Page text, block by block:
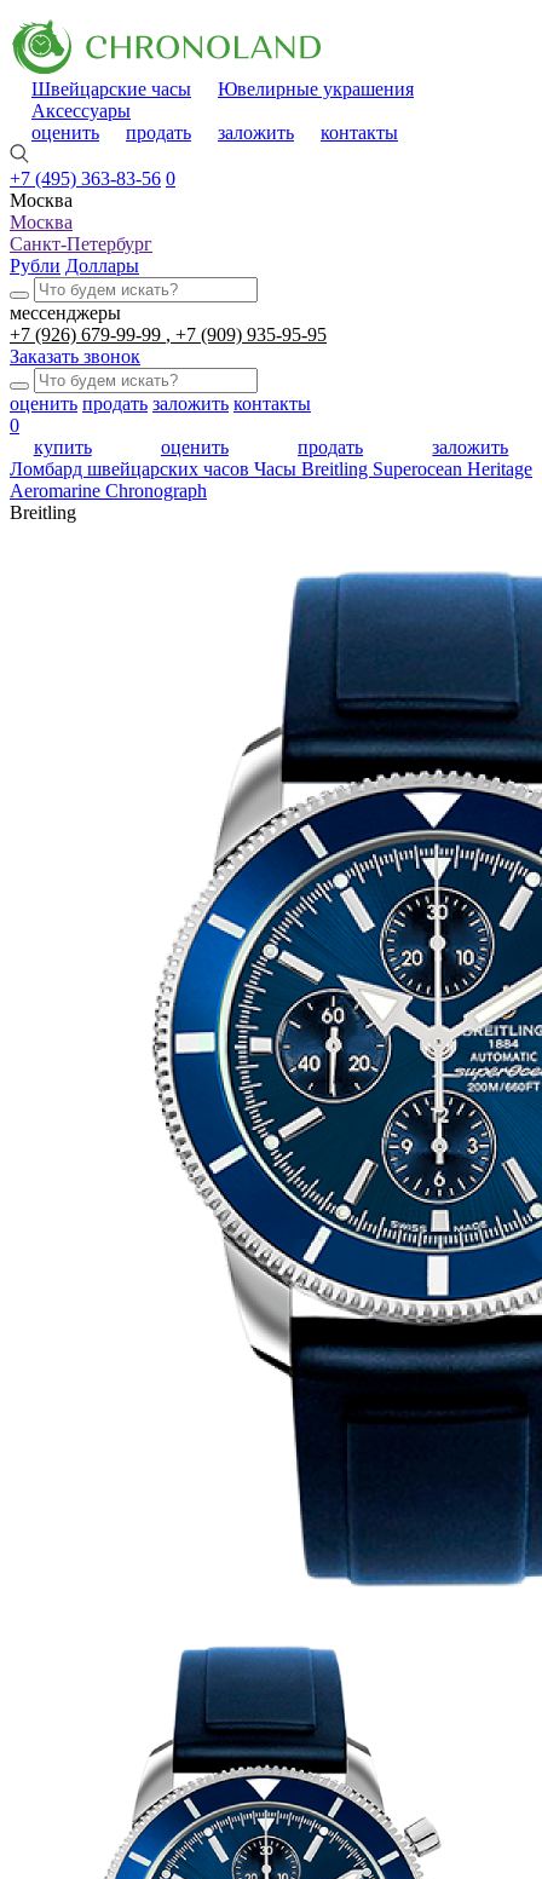
Швейцарские часы
Ювелирные украшения
Аксессуары
оценить
продать заложить контакты
+7 (495) 363-83-56 0
Москва
Москва
Санкт-Петербург
Рубли Доллары
мессенджеры
+7 (926) 679-99-99
+7 (909) 935-95-95
Заказать звонок
оценить продать заложить контакты
0
купить
оценить продать
заложить
Ломбард швейцарских часов Часы Breitling Superocean Heritage
Aeromarine Chronograph
Breitling